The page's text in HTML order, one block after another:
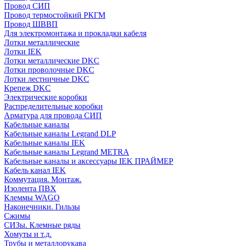
Провод СИП
Провод термостойкий РКГМ
Провод ШВВП
Для электромонтажа и прокладки кабеля
Лотки металлические
Лотки IEK
Лотки металлические DKC
Лотки проволочные DKC
Лотки лестничные DKC
Крепеж DKC
Электрические коробки
Распределительные коробки
Арматура для провода СИП
Кабельные каналы
Кабельные каналы Legrand DLP
Кабельные каналы IEK
Кабельные каналы Legrand METRA
Кабельные каналы и аксессуары IEK ПРАЙМЕР
Кабель канал IEK
Коммутация. Монтаж.
Изолента ПВХ
Клеммы WAGO
Наконечники. Гильзы
Сжимы
СИЗы. Клемные ряды
Хомуты и т.д.
Трубы и металлорукава